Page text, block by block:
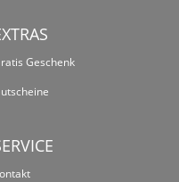
Geschenk